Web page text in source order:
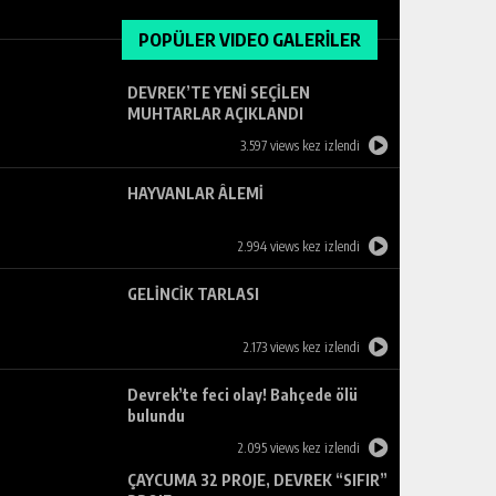
POPÜLER VIDEO GALERİLER
DEVREK’TE YENİ SEÇİLEN
MUHTARLAR AÇIKLANDI
3.597 views kez izlendi
HAYVANLAR ÂLEMİ
2.994 views kez izlendi
GELİNCİK TARLASI
2.173 views kez izlendi
Devrek’te feci olay! Bahçede ölü
bulundu
2.095 views kez izlendi
ÇAYCUMA 32 PROJE, DEVREK “SIFIR”